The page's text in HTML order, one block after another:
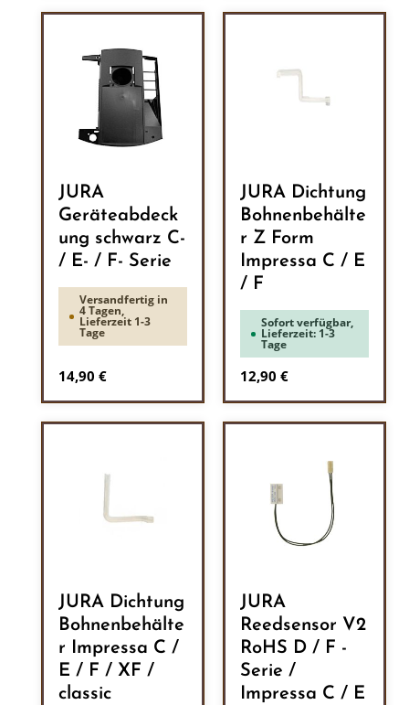
JURA
Geräteabdeck
ung schwarz C-
/ E- / F- Serie
Versandfertig in
4 Tagen,
Lieferzeit 1-3
Tage
Regulärer Preis:
14,90 €
JURA Dichtung
Bohnenbehälte
r Z Form
Impressa C / E
/ F
Sofort verfügbar,
Lieferzeit: 1-3
Tage
Regulärer Preis:
12,90 €
JURA Dichtung
Bohnenbehälte
r Impressa C /
E / F / XF /
classic
JURA
Reedsensor V2
RoHS D / F -
Serie /
Impressa C / E